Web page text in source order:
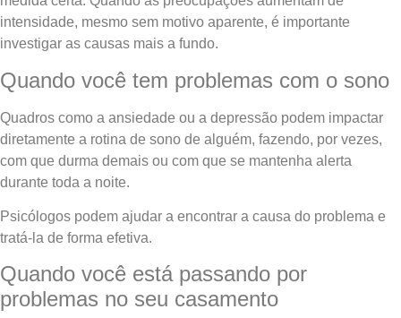
intensidade, mesmo sem motivo aparente, é importante
investigar as causas mais a fundo.
Quando você tem problemas com o sono
Quadros como a ansiedade ou a depressão podem impactar
diretamente a rotina de sono de alguém, fazendo, por vezes,
com que durma demais ou com que se mantenha alerta
durante toda a noite.
Psicólogos podem ajudar a encontrar a causa do problema e
tratá-la de forma efetiva.
Quando você está passando por
problemas no seu casamento